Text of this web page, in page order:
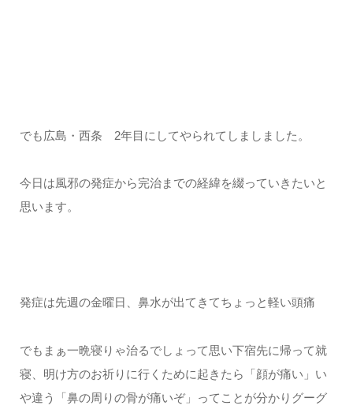
でも広島・西条 2年目にしてやられてしましました。
今日は風邪の発症から完治までの経緯を綴っていきたいと
思います。
発症は先週の金曜日、鼻水が出てきてちょっと軽い頭痛
でもまぁ一晩寝りゃ治るでしょって思い下宿先に帰って就
寝、明け方のお祈りに行くために起きたら「顔が痛い」い
や違う「鼻の周りの骨が痛いぞ」ってことが分かりグーグ